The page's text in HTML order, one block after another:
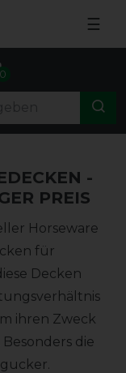
☰
0
-
PREIS
Horseware
für
Decken
ihren Zweck
die